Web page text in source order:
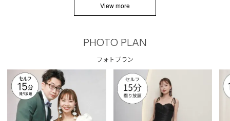
View more
PHOTO PLAN
フォトプラン